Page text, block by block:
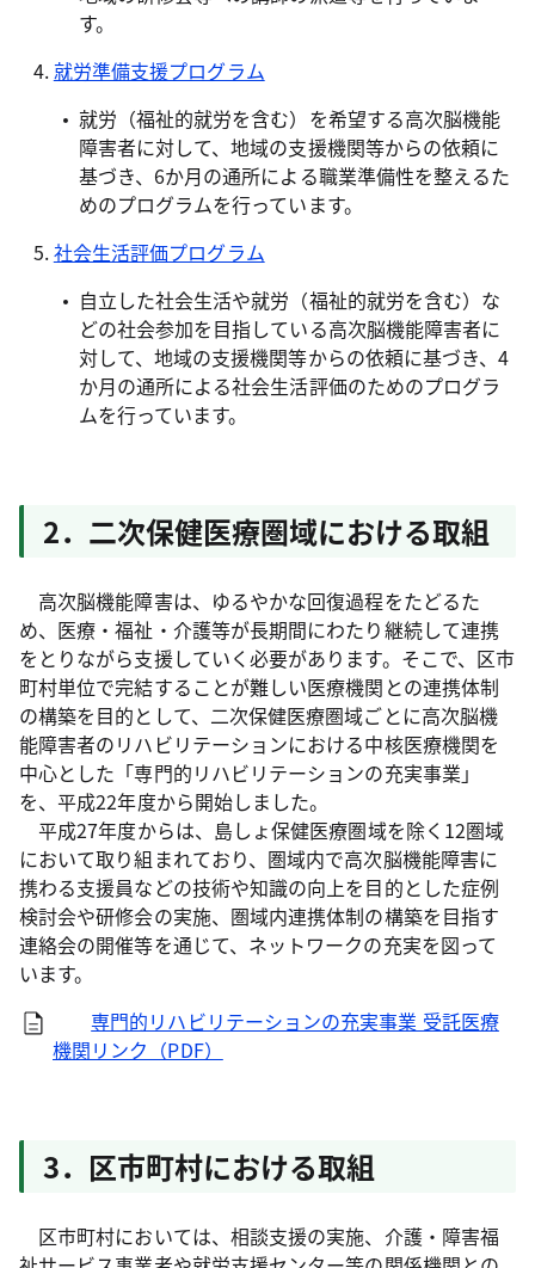
す。
就労準備支援プログラム
就労（福祉的就労を含む）を希望する高次脳機能
障害者に対して、地域の支援機関等からの依頼に
基づき、6か月の通所による職業準備性を整えるた
めのプログラムを行っています。
社会生活評価プログラム
自立した社会生活や就労（福祉的就労を含む）な
どの社会参加を目指している高次脳機能障害者に
対して、地域の支援機関等からの依頼に基づき、4
か月の通所による社会生活評価のためのプログラ
ムを行っています。
2．二次保健医療圏域における取組
高次脳機能障害は、ゆるやかな回復過程をたどるた
め、医療・福祉・介護等が長期間にわたり継続して連携
をとりながら支援していく必要があります。そこで、区市
町村単位で完結することが難しい医療機関との連携体制
の構築を目的として、二次保健医療圏域ごとに高次脳機
能障害者のリハビリテーションにおける中核医療機関を
中心とした「専門的リハビリテーションの充実事業」
を、平成22年度から開始しました。
平成27年度からは、島しょ保健医療圏域を除く12圏域
において取り組まれており、圏域内で高次脳機能障害に
携わる支援員などの技術や知識の向上を目的とした症例
検討会や研修会の実施、圏域内連携体制の構築を目指す
連絡会の開催等を通じて、ネットワークの充実を図って
います。
専門的リハビリテーションの充実事業 受託医療
機関リンク（PDF）
3．区市町村における取組
区市町村においては、相談支援の実施、介護・障害福